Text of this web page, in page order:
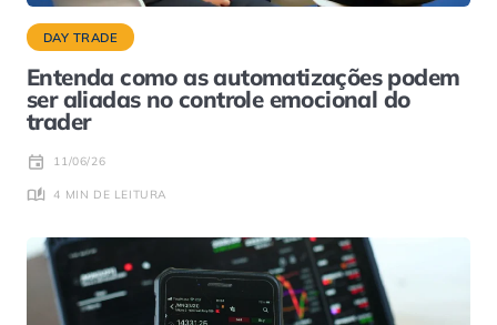
DAY TRADE
Entenda como as automatizações podem
ser aliadas no controle emocional do
trader
11/06/26
4 MIN DE LEITURA